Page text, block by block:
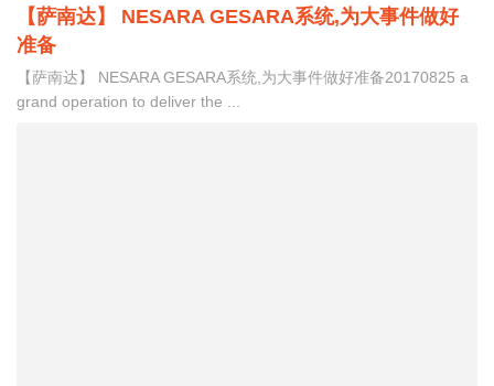
【萨南达】 NESARA GESARA系统,为大事件做好
准备
【萨南达】 NESARA GESARA系统,为大事件做好准备20170825 a
grand operation to deliver the ...